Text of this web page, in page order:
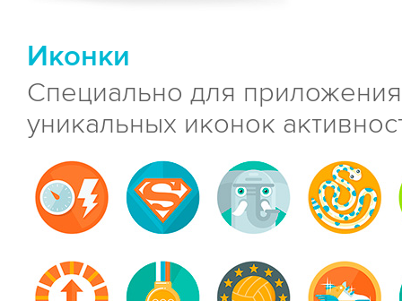
Иконки
Специально для
уникальных иконок